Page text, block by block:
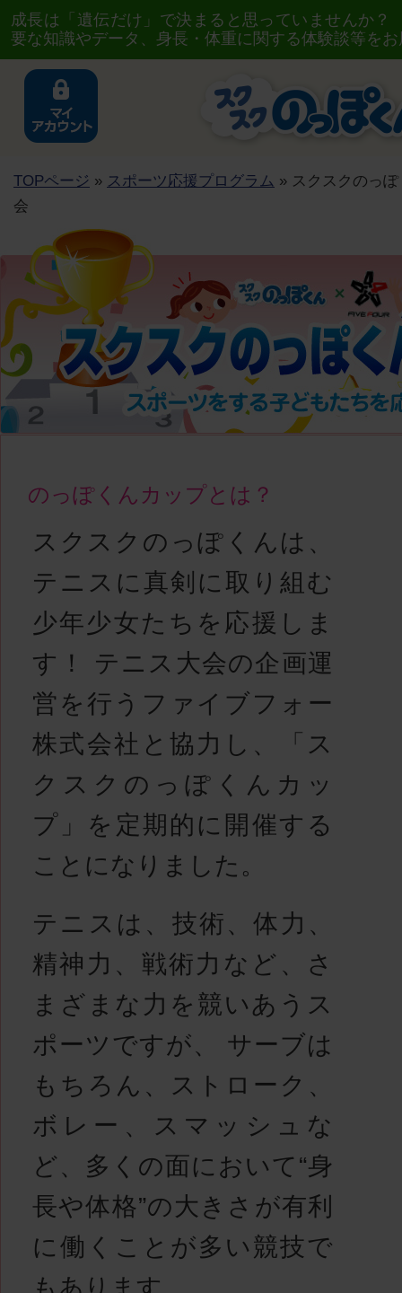
成長は「遺伝だけ」で決まると思っていませんか
要な知識やデータ、身長・体重に関する体験談等を
TOPページ » スポーツ応援プログラム » スクスクのっ
会
のっぽくんカップとは？
スクスクのっぽくんは、
テニスに真剣に取り組む
少年少女たちを応援しま
す！ テニス大会の企画運
営を行うファイブフォー
株式会社と協力し、「ス
クスクのっぽくんカッ
プ」を定期的に開催する
ことになりました。
テニスは、技術、体力、
精神力、戦術力など、さ
まざまな力を競いあうス
ポーツですが、 サーブは
もちろん、ストローク、
ボレー、スマッシュな
ど、多くの面において“身
長や体格”の大きさが有利
に働くことが多い競技で
もあります。